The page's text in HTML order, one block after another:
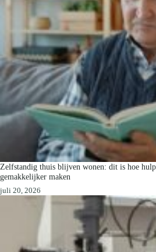
Zelfstandig thuis blijven wonen: dit is hoe
gemakkelijker maken
juli 20, 2026